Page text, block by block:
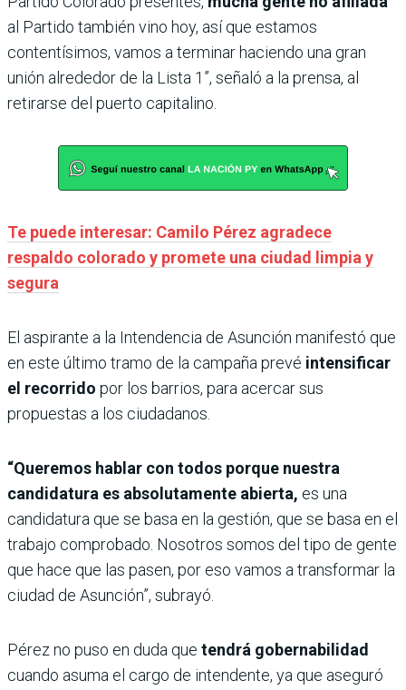
al Partido también vino hoy, así que estamos
contentísimos, vamos a terminar haciendo una gran
unión alrededor de la Lista 1”, señaló a la prensa, al
retirarse del puerto capitalino.
Te puede interesar: Camilo Pérez agradece
respaldo colorado y promete una ciudad limpia y
segura
El aspirante a la Intendencia de Asunción manifestó que
en este último tramo de la campaña prevé intensificar
el recorrido por los barrios, para acercar sus
propuestas a los ciudadanos.
“Queremos hablar con todos porque nuestra
candidatura es absolutamente abierta, es una
candidatura que se basa en la gestión, que se basa en el
trabajo comprobado. Nosotros somos del tipo de gente
que hace que las pasen, por eso vamos a transformar la
ciudad de Asunción”, subrayó.
Pérez no puso en duda que tendrá gobernabilidad
cuando asuma el cargo de intendente, ya que aseguró